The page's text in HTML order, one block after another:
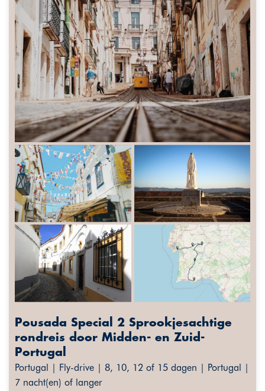
Pousada Special 2 Sprookjesachtige
rondreis door Midden- en Zuid-
Portugal
Portugal | Fly-drive | 8, 10, 12 of 15 dagen | Portugal |
7 nacht(en) of langer